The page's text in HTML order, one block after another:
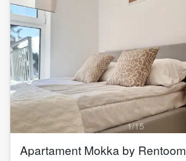
1/15
Apartament Mokka by Rentoom